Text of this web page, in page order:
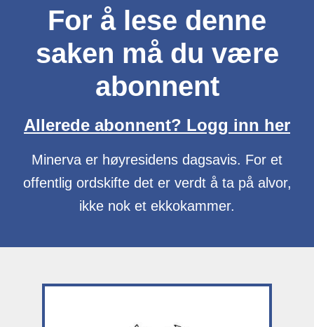
For å lese denne
saken må du være
abonnent
Allerede abonnent? Logg inn her
Minerva er høyresidens dagsavis. For et
offentlig ordskifte det er verdt å ta på alvor,
ikke nok et ekkokammer.